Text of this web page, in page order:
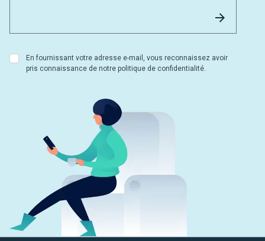
En fournissant votre adresse e-mail, vous reconnaissez avoir
pris connaissance de notre politique de confidentialité.